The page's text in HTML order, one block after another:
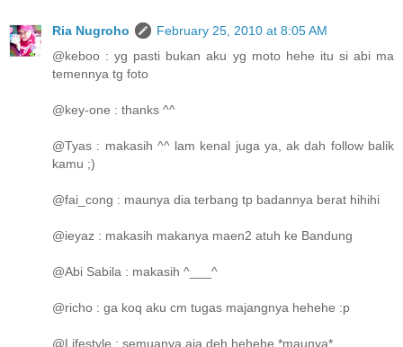
Ria Nugroho
February 25, 2010 at 8:05 AM
@keboo : yg pasti bukan aku yg moto hehe itu si abi ma
temennya tg foto
@key-one : thanks ^^
@Tyas : makasih ^^ lam kenal juga ya, ak dah follow balik
kamu ;)
@fai_cong : maunya dia terbang tp badannya berat hihihi
@ieyaz : makasih makanya maen2 atuh ke Bandung
@Abi Sabila : makasih ^___^
@richo : ga koq aku cm tugas majangnya hehehe :p
@Lifestyle : semuanya aja deh hehehe *maunya*